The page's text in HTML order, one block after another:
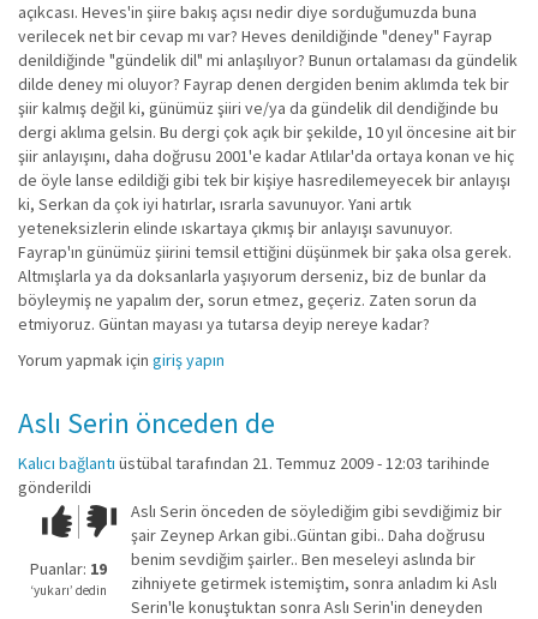
açıkcası. Heves'in şiire bakış açısı nedir diye sorduğumuzda buna
verilecek net bir cevap mı var? Heves denildiğinde "deney" Fayrap
denildiğinde "gündelik dil" mi anlaşılıyor? Bunun ortalaması da gündelik
dilde deney mi oluyor? Fayrap denen dergiden benim aklımda tek bir
şiir kalmış değil ki, günümüz şiiri ve/ya da gündelik dil dendiğinde bu
dergi aklıma gelsin. Bu dergi çok açık bir şekilde, 10 yıl öncesine ait bir
şiir anlayışını, daha doğrusu 2001'e kadar Atlılar'da ortaya konan ve hiç
de öyle lanse edildiği gibi tek bir kişiye hasredilemeyecek bir anlayışı
ki, Serkan da çok iyi hatırlar, ısrarla savunuyor. Yani artık
yeteneksizlerin elinde ıskartaya çıkmış bir anlayışı savunuyor.
Fayrap'ın günümüz şiirini temsil ettiğini düşünmek bir şaka olsa gerek.
Altmışlarla ya da doksanlarla yaşıyorum derseniz, biz de bunlar da
böyleymiş ne yapalım der, sorun etmez, geçeriz. Zaten sorun da
etmiyoruz. Güntan mayası ya tutarsa deyip nereye kadar?
Yorum yapmak için giriş yapın
Aslı Serin önceden de
Kalıcı bağlantı üstübaltarafından 21. Temmuz 2009 - 12:03 tarihinde
gönderildi
Çok iyi!O
kadar
iyi
değil!
Puanlar: 19
‘yukarı’ dedin
Aslı Serin önceden de söylediğim gibi sevdiğimiz bir
şair Zeynep Arkan gibi..Güntan gibi.. Daha doğrusu
benim sevdiğim şairler.. Ben meseleyi aslında bir
zihniyete getirmek istemiştim, sonra anladım ki Aslı
Serin'le konuştuktan sonra Aslı Serin'in deneyden